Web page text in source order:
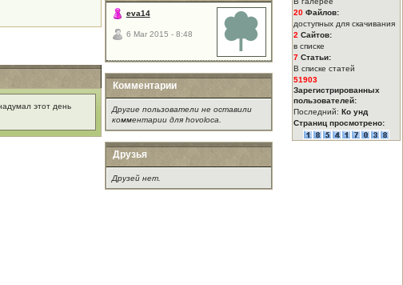
этот день
eva14
6 Mar 2015 - 8:48
Комментарии
Другие пользователи не оставили
комментарии для hovoloca.
Друзья
Друзей нет.
20 Файлов:
доступных для скачивания
2 Сайтов:
в списке
7 Статьи:
В списке статей
51903
Зарегистрированных
пользователей:
Последний: Ко унд
Страниц просмотрено: